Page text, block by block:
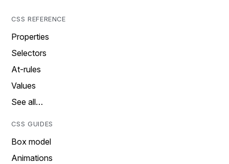
CSS REFERENCE
Properties
Selectors
At-rules
Values
See all…
CSS GUIDES
Box model
Animations